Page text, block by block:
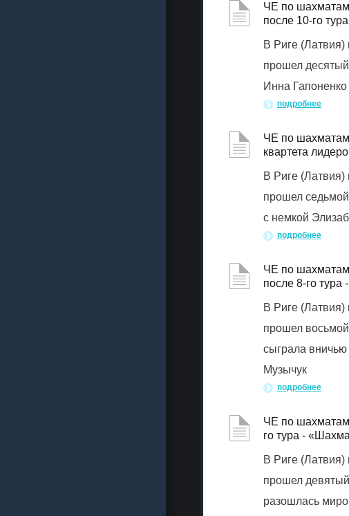
ЧЕ по
после 10-го
В Риге
прошел
Инна
подробнее
ЧЕ по
квартета
В Риге
прошел
с немкой
подробнее
ЧЕ по
после 8-го
В Риге
прошел
сыграла
Музычук
подробнее
ЧЕ по
го тура -
В Риге
прошел
разошлась